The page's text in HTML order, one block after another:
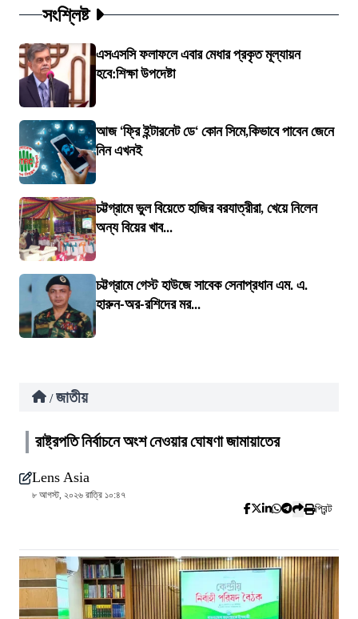
সংশ্লিষ্ট
এসএসসি ফলাফলে এবার মেধার প্রকৃত মূল্যায়ন
হবে:শিক্ষা উপদেষ্টা
আজ ‘ফ্রি ইন্টারনেট ডে‘ কোন সিমে,কিভাবে পাবেন জেনে
নিন এখনই
চট্টগ্রামে ভুল বিয়েতে হাজির বরযাত্রীরা, খেয়ে নিলেন
অন্য বিয়ের খাব...
চট্টগ্রামে গেস্ট হাউজে সাবেক সেনাপ্রধান এম. এ.
হারুন-অর-রশিদের মর...
/ জাতীয়
রাষ্ট্রপতি নির্বাচনে অংশ নেওয়ার ঘোষণা জামায়াতের
Lens Asia
৮ আগস্ট, ২০২৬ রাত্রি ১০:৪৭
প্রিন্ট